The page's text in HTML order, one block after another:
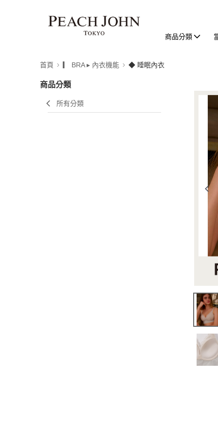
商品分類
首頁 ▎ BRA ▸ 內衣機能 ◆ 睡眠內衣
商品分類
所有分類